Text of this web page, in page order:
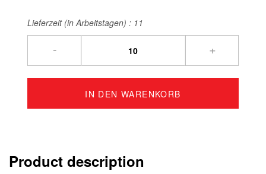
Lieferzeit (in Arbeitstagen) : 11
- +
IN DEN WARENKORB
Product description